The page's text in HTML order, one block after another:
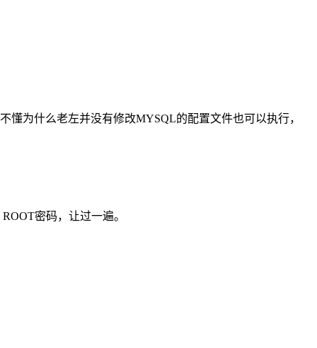
为什么老左并没有修改MYSQL的配置文件也可以执行，
密码，让过一遍。